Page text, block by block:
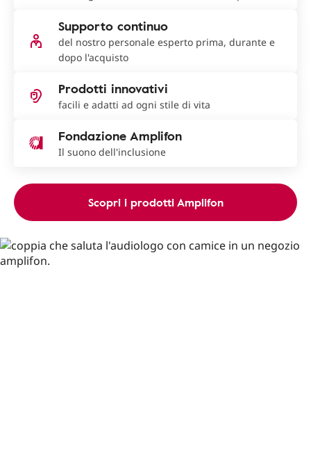
Supporto continuo
del nostro personale esperto prima, durante e
dopo l'acquisto
Prodotti innovativi
facili e adatti ad ogni stile di vita
Fondazione Amplifon
Il suono dell'inclusione
Scopri i prodotti Amplifon